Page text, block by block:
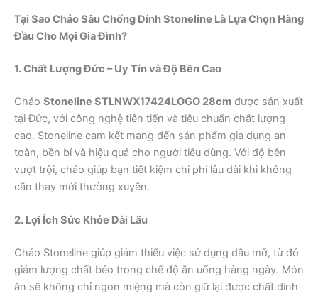
Tại Sao Chảo Sâu Chống Dính Stoneline Là Lựa Chọn Hàng
Đầu Cho Mọi Gia Đình?
1. Chất Lượng Đức – Uy Tín và Độ Bền Cao
Chảo Stoneline STLNWX17424LOGO 28cm được sản xuất
tại Đức, với công nghệ tiên tiến và tiêu chuẩn chất lượng
cao. Stoneline cam kết mang đến sản phẩm gia dụng an
toàn, bền bỉ và hiệu quả cho người tiêu dùng. Với độ bền
vượt trội, chảo giúp bạn tiết kiệm chi phí lâu dài khi không
cần thay mới thường xuyên.
2. Lợi Ích Sức Khỏe Dài Lâu
Chảo Stoneline giúp giảm thiểu việc sử dụng dầu mỡ, từ đó
giảm lượng chất béo trong chế độ ăn uống hàng ngày. Món
ăn sẽ không chỉ ngon miệng mà còn giữ lại được chất dinh